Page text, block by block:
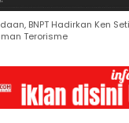
BNPT Hadirkan Ken
Terorisme